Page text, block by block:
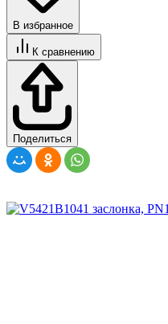
В избранное
К сравнению
Поделиться